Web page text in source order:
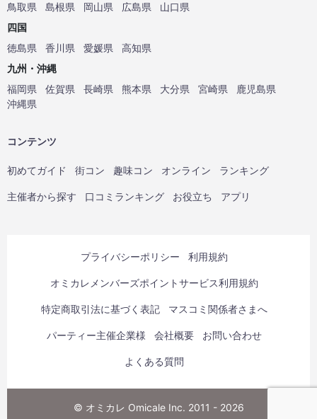
鳥取県
島根県 岡山県 広島県
山口県
四国
徳島県
香川県 愛媛県
高知県
九州・沖縄
福岡県
佐賀県 長崎県 熊本県 大分県 宮崎県
鹿児島県
沖縄県
コンテンツ
初めてガイド 街コン 趣味コン オンライン ランキング
主催者から探す 口コミランキング お役立ち アプリ
プライバシーポリシー 利用規約
オミカレメンバーズポイントサービス利用規約
特定商取引法に基づく表記 マスコミ関係者さまへ
パーティー主催企業様 会社概要 お問い合わせ
よくある質問
© オミカレ Omicale Inc. 2011 - 2026